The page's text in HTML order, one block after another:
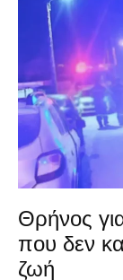
Θρήνος
που δεν
ζωή